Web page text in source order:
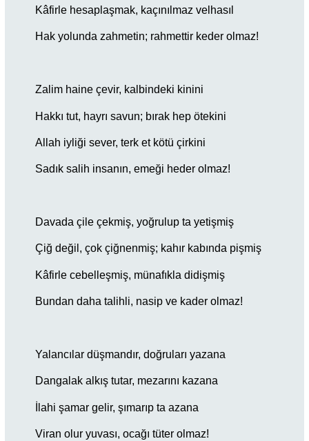
Kâfirle hesaplaşmak, kaçınılmaz velhasıl
Hak yolunda zahmetin; rahmettir keder olmaz!
Zalim haine çevir, kalbindeki kinini
Hakkı tut, hayrı savun; bırak hep ötekini
Allah iyliği sever, terk et kötü çirkini
Sadık salih insanın, emeği heder olmaz!
Davada çile çekmiş, yoğrulup ta yetişmiş
Çiğ değil, çok çiğnenmiş; kahır kabında pişmiş
Kâfirle cebelleşmiş, münafıkla didişmiş
Bundan daha talihli, nasip ve kader olmaz!
Yalancılar düşmandır, doğruları yazana
Dangalak alkış tutar, mezarını kazana
İlahi şamar gelir, şımarıp ta azana
Viran olur yuvası, ocağı tüter olmaz!